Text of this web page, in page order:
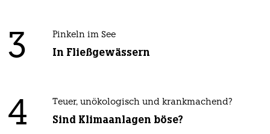
3 Pinkeln im See
In Fließgewässern
4 Teuer, unökologisch und krankmachend?
Sind Klimaanlagen böse?